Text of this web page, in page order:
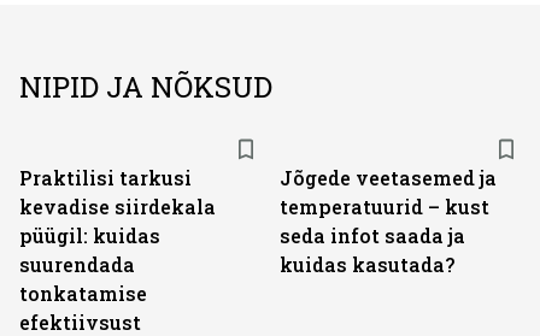
NIPID JA NÕKSUD
Praktilisi tarkusi
kevadise siirdekala
püügil: kuidas
suurendada
tonkatamise
efektiivsust
Jõgede veetasemed ja
temperatuurid – kust
seda infot saada ja
kuidas kasutada?